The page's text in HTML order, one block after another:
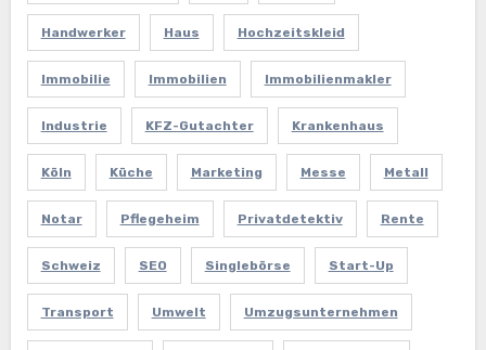
Handwerker Haus Hochzeitskleid
Immobilie Immobilien Immobilienmakler
Industrie KFZ-Gutachter Krankenhaus
Köln Küche Marketing Messe Metall
Notar Pflegeheim Privatdetektiv Rente
Schweiz SEO Singlebörse Start-Up
Transport Umwelt Umzugsunternehmen